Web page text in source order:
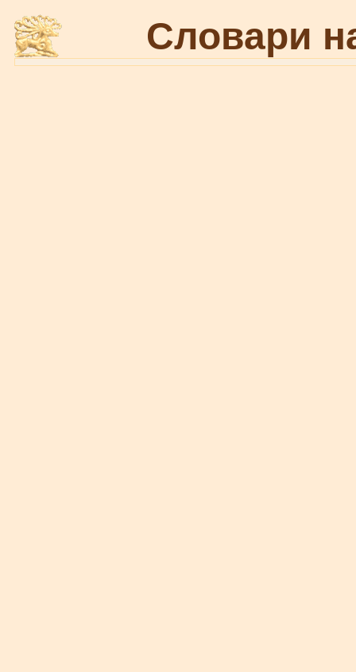
Словари